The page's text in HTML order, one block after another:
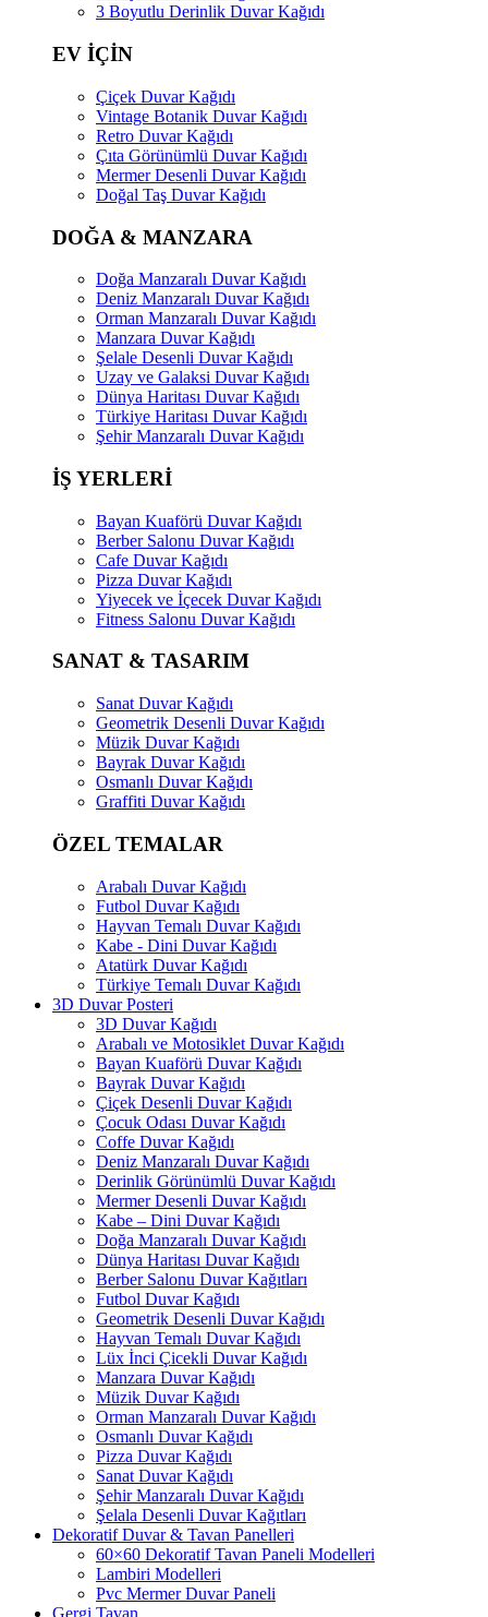
3 Boyutlu Derinlik Duvar Kağıdı
EV İÇİN
Çiçek Duvar Kağıdı
Vintage Botanik Duvar Kağıdı
Retro Duvar Kağıdı
Çıta Görünümlü Duvar Kağıdı
Mermer Desenli Duvar Kağıdı
Doğal Taş Duvar Kağıdı
DOĞA & MANZARA
Doğa Manzaralı Duvar Kağıdı
Deniz Manzaralı Duvar Kağıdı
Orman Manzaralı Duvar Kağıdı
Manzara Duvar Kağıdı
Şelale Desenli Duvar Kağıdı
Uzay ve Galaksi Duvar Kağıdı
Dünya Haritası Duvar Kağıdı
Türkiye Haritası Duvar Kağıdı
Şehir Manzaralı Duvar Kağıdı
İŞ YERLERİ
Bayan Kuaförü Duvar Kağıdı
Berber Salonu Duvar Kağıdı
Cafe Duvar Kağıdı
Pizza Duvar Kağıdı
Yiyecek ve İçecek Duvar Kağıdı
Fitness Salonu Duvar Kağıdı
SANAT & TASARIM
Sanat Duvar Kağıdı
Geometrik Desenli Duvar Kağıdı
Müzik Duvar Kağıdı
Bayrak Duvar Kağıdı
Osmanlı Duvar Kağıdı
Graffiti Duvar Kağıdı
ÖZEL TEMALAR
Arabalı Duvar Kağıdı
Futbol Duvar Kağıdı
Hayvan Temalı Duvar Kağıdı
Kabe - Dini Duvar Kağıdı
Atatürk Duvar Kağıdı
Türkiye Temalı Duvar Kağıdı
3D Duvar Posteri
3D Duvar Kağıdı
Arabalı ve Motosiklet Duvar Kağıdı
Bayan Kuaförü Duvar Kağıdı
Bayrak Duvar Kağıdı
Çiçek Desenli Duvar Kağıdı
Çocuk Odası Duvar Kağıdı
Coffe Duvar Kağıdı
Deniz Manzaralı Duvar Kağıdı
Derinlik Görünümlü Duvar Kağıdı
Mermer Desenli Duvar Kağıdı
Kabe – Dini Duvar Kağıdı
Doğa Manzaralı Duvar Kağıdı
Dünya Haritası Duvar Kağıdı
Berber Salonu Duvar Kağıtları
Futbol Duvar Kağıdı
Geometrik Desenli Duvar Kağıdı
Hayvan Temalı Duvar Kağıdı
Lüx İnci Çicekli Duvar Kağıdı
Manzara Duvar Kağıdı
Müzik Duvar Kağıdı
Orman Manzaralı Duvar Kağıdı
Osmanlı Duvar Kağıdı
Pizza Duvar Kağıdı
Sanat Duvar Kağıdı
Şehir Manzaralı Duvar Kağıdı
Şelala Desenli Duvar Kağıtları
Dekoratif Duvar & Tavan Panelleri
60×60 Dekoratif Tavan Paneli Modelleri
Lambiri Modelleri
Pvc Mermer Duvar Paneli
Gergi Tavan